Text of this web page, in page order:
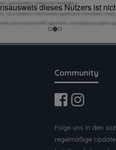
Community
Folge uns in den
regelmäßige